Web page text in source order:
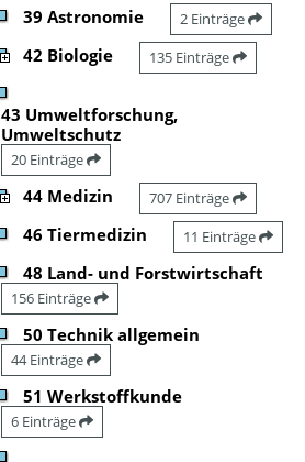
39 Astronomie 2 Einträge
42 Biologie 135 Einträge
43 Umweltforschung,
Umweltschutz
20 Einträge
44 Medizin 707 Einträge
46 Tiermedizin 11 Einträge
48 Land- und Forstwirtschaft
156 Einträge
50 Technik allgemein
44 Einträge
51 Werkstoffkunde
6 Einträge